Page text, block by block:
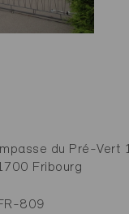
Impasse du Pré-Vert
Fribourg
809